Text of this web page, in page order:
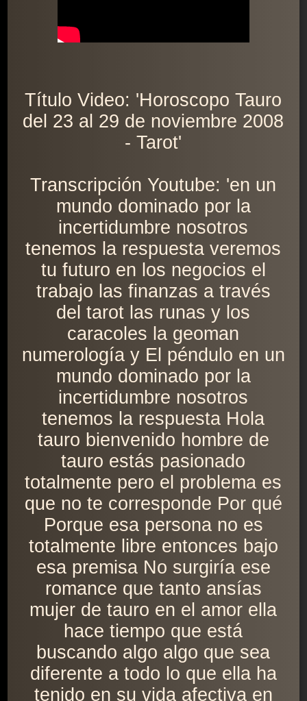
Título Video: 'Horoscopo Tauro
del 23 al 29 de noviembre 2008
- Tarot'
Transcripción Youtube: 'en un
mundo dominado por la
incertidumbre nosotros
tenemos la respuesta veremos
tu futuro en los negocios el
trabajo las finanzas a través
del tarot las runas y los
caracoles la geoman
numerología y El péndulo en un
mundo dominado por la
incertidumbre nosotros
tenemos la respuesta Hola
tauro bienvenido hombre de
tauro estás pasionado
totalmente pero el problema es
que no te corresponde Por qué
Porque esa persona no es
totalmente libre entonces bajo
esa premisa No surgiría ese
romance que tanto ansías
mujer de tauro en el amor ella
hace tiempo que está
buscando algo algo que sea
diferente a todo lo que ella ha
tenido en su vida afectiva en